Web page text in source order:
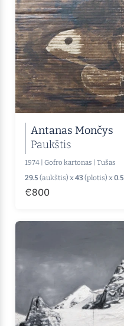
Antanas Mončys
Paukštis
1974 Gofro kartonas
Tušas
29.5 (aukštis) x43(plotis) x0.5
€800